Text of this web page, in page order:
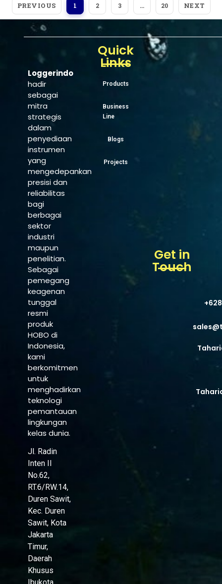
PREVIOUS 1 2 3 … 20 NEXT
Loggerindo
hadir
sebagai
mitra
strategis
dalam
penyediaan
instrumen
yang
mengedepankan
presisi dan
reliabilitas
bagi
berbagai
sektor
industri
maupun
penelitian.
Sebagai
pemegang
keagenan
tunggal
resmi
produk
HOBO di
Indonesia,
kami
berkomitmen
untuk
menghadirkan
teknologi
pemantauan
lingkungan
kelas dunia.
Jl. Radin
Inten II
No.62,
RT.6/RW.14,
Duren Sawit,
Kec. Duren
Sawit, Kota
Jakarta
Timur,
Daerah
Khusus
Quick
Links
Products
Business
Line
Blogs
Projects
Get in
Touch